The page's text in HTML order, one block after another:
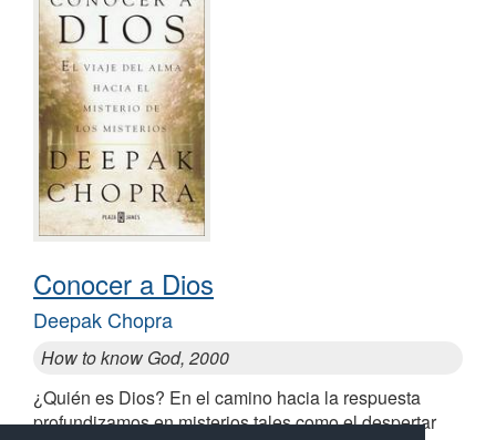
Conocer a Dios
Deepak Chopra
How to know God, 2000
¿Quién es Dios? En el camino hacia la respuesta
profundizamos en misterios tales como el despertar